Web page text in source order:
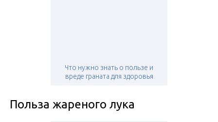
Что нужно знать о пользе и
вреде граната для здоровья
Польза жареного лука